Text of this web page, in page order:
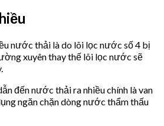
nước thải là do lõi lọc nước số 4 bị
xuyên thay thế lõi lọc nước sẽ
đến nước thải ra nhiều chính là van
ngăn chặn dòng nước thẩm thấu